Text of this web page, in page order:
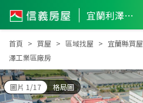
宜蘭利澤工業區廠房
首頁 買屋 區域找屋 宜蘭縣買屋
澤工業區廠房
圖片 1/17 格局圖